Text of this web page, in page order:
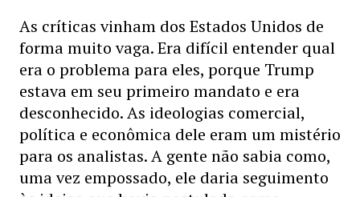
As críticas vinham dos Estados Unidos de
forma muito vaga. Era difícil entender qual
era o problema para eles, porque Trump
estava em seu primeiro mandato e era
desconhecido. As ideologias comercial,
política e econômica dele eram um mistério
para os analistas. A gente não sabia como,
uma vez empossado, ele daria seguimento